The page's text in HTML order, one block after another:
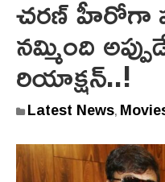
చరణ్ హీరోగా
నమ్మింది
రియాక్షన్..!
Latest News,